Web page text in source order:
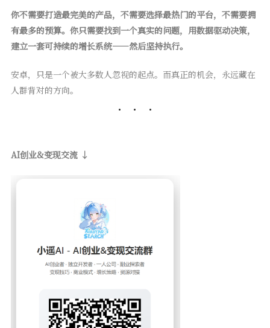
你不需要打造最完美的产品，不需要选择最热门的平台，不需要拥
有最多的预算。你只需要找到一个真实的问题，用数据驱动决策，
建立一套可持续的增长系统——然后坚持执行。
安卓，只是一个被大多数人忽视的起点。而真正的机会，永远藏在
人群背对的方向。
AI创业&变现交流 ↓